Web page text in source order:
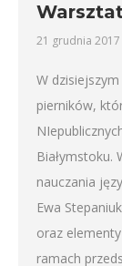
21 grudnia 2017
W
pierników,
Białymstoku.
nauczania
Ewa
oraz
ramach